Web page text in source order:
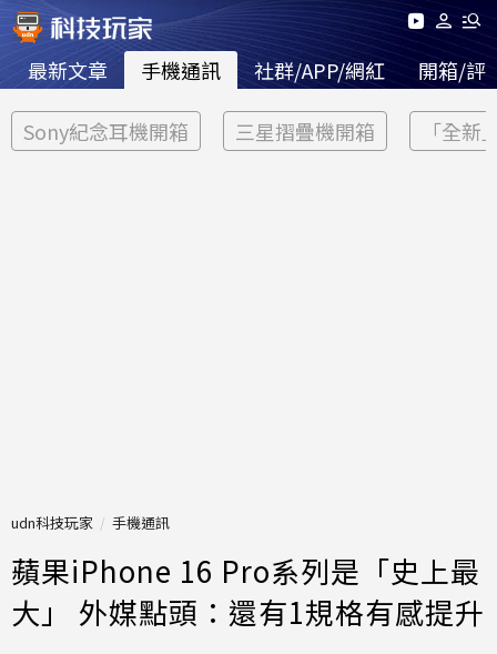
最新文章 手機通訊 社群/APP/網紅 開箱/評
Sony紀念耳機開箱 三星摺疊機開箱 「全新
udn科技玩家 手機通訊
蘋果iPhone 16 Pro系列是「史上最
大」 外媒點頭：還有1規格有感提升